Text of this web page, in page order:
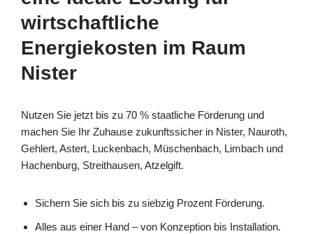
wirtschaftliche
Energiekosten im Raum
Nister
Nutzen Sie jetzt bis zu 70 % staatliche Förderung und
machen Sie Ihr Zuhause zukunftssicher in Nister, Nauroth,
Gehlert, Astert, Luckenbach, Müschenbach, Limbach und
Hachenburg, Streithausen, Atzelgift.
Sichern Sie sich bis zu siebzig Prozent Förderung.
Alles aus einer Hand – von Konzeption bis Installation.